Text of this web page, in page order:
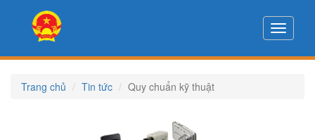
Toggle
Trang chủ Tin tức Quy chuẩn kỹ thuật